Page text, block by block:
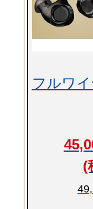
フルワ
(